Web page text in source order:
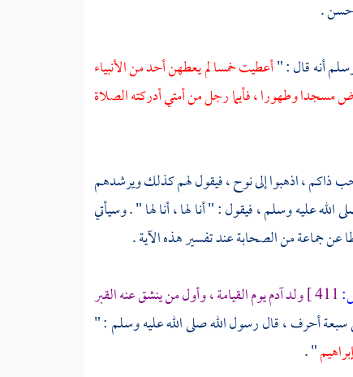
أنه قال : "أعطيت خمسا لم يعطهن أحد من الأنبياء
مسجدا وطهورا ، فأيما رجل من أمتي أدركته الصلاة
، اذهبوا إلىنوح ،فيقول لهم كذلك ويرشدهم
الله عليه وسلم ، فيقول : " أنا لها ، أنا لها " . وسيأتي
عن جماعة من الصحابة عند تفسير هذه الآية .
ولدآدميوم القيامة ، وأول من ينشق عنه القبر
سبعة أحرف ، قال رسول الله صلى الله عليه وسلم : "
إبراهيم" .